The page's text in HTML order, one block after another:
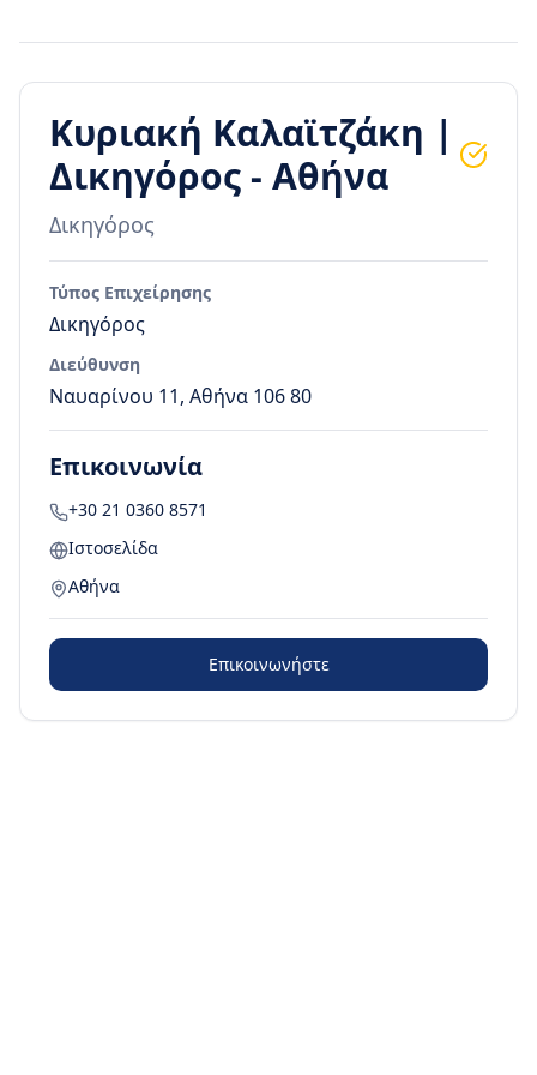
Κυριακή Καλαϊτζάκη |
Δικηγόρος - Αθήνα
Δικηγόρος
Τύπος Επιχείρησης
Δικηγόρος
Διεύθυνση
Ναυαρίνου 11, Αθήνα 106 80
Επικοινωνία
+30 21 0360 8571
Ιστοσελίδα
Αθήνα
Επικοινωνήστε